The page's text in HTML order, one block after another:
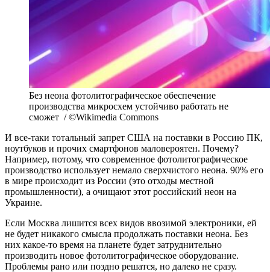
Без неона фотолитографическое обеспечение
производства микросхем устойчиво работать не
сможет / ©Wikimedia Commons
И все-таки тотальный запрет США на поставки в Россию ПК,
ноутбуков и прочих смартфонов маловероятен. Почему?
Например, потому, что современное фотолитографическое
производство использует немало сверхчистого неона. 90% его
в мире происходит из России (это отходы местной
промышленности), а очищают этот российский неон на
Украине.
Если Москва лишится всех видов ввозимой электроники, ей
не будет никакого смысла продолжать поставки неона. Без
них какое-то время на планете будет затруднительно
производить новое фотолитографическое оборудование.
Проблемы рано или поздно решатся, но далеко не сразу.